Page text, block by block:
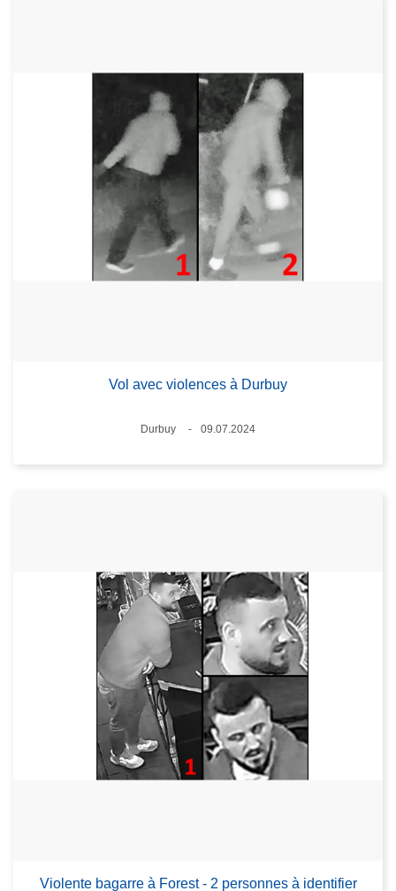
Vol avec violences à Durbuy
Lieux
Durbuy
09.07.2024
Violente bagarre à Forest - 2 personnes à identifier